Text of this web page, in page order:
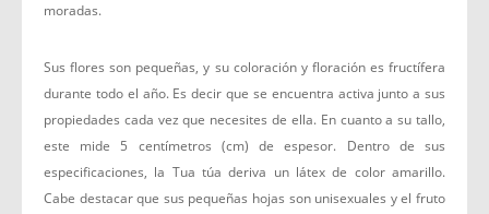
moradas.
Sus flores son pequeñas, y su coloración y floración es fructífera
durante todo el año. Es decir que se encuentra activa junto a sus
propiedades cada vez que necesites de ella. En cuanto a su tallo,
este mide 5 centímetros (cm) de espesor. Dentro de sus
especificaciones, la Tua túa deriva un látex de color amarillo.
Cabe destacar que sus pequeñas hojas son unisexuales y el fruto